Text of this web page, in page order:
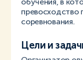
обучения, в
превосходство
соревнования.
Цели и